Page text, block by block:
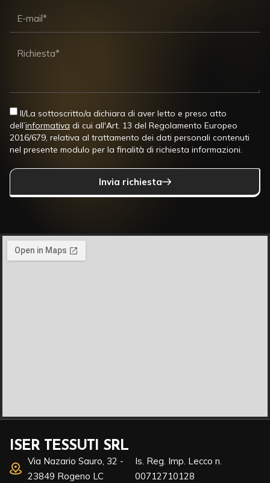
Il/La sottoscritto/a dichiara di aver letto e preso atto
dell’informativa di cui all'Art. 13 del Regolamento Europeo
2016/679, relativa al trattamento dei dati personali contenuti
nel presente modulo per la finalità di richiesta informazioni.
Invia richiesta
ISER TESSUTI SRL
Via Nazario Sauro, 32 -
23849 Rogeno LC
Is. Reg. Imp. Lecco n.
00712710128